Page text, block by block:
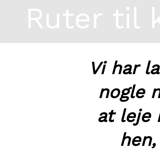
Ruter til
Vi har
nogle
at leje